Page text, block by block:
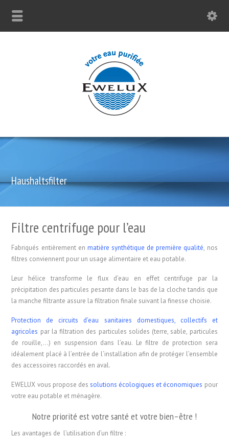
Haushaltsfilter
Filtre centrifuge pour l’eau
Fabriqués entièrement en matière synthétique de première qualité, nos
filtres conviennent pour un usage alimentaire et eau potable.
Leur hélice transforme le flux d’eau en effet centrifuge par la
précipitation des particules pesante dans le bas de la cloche tandis que
la manche filtrante assure la filtration finale suivant la finesse choisie.
Protection de circuits d’eau sanitaires domestiques, collectifs et
agricoles par la filtration des particules solides (terre, sable, particules
de rouille,…) en suspension dans l’eau. Le filtre de protection sera
idéalement placé à l’entrée de l’installation afin de protéger l’ensemble
des accessoires raccordés en aval.
EWELUX vous propose des solutions écologiques et économiques pour
votre eau potable et ménagère.
Notre priorité est votre santé et votre bien–être !
Les avantages de l’utilisation d’un filtre :